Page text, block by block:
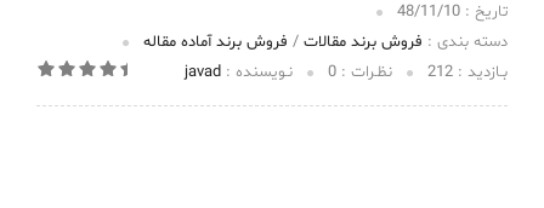
تاریخ :‌ 48/11/10
دسته بندی : فروش برند مقالات / فروش برند آماده مقاله
بـازدید : 212 نظـرات : 0 نـویسنده : javad